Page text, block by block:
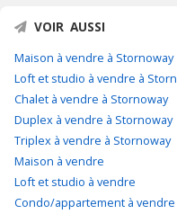
VOIR AUSSI
Maison à vendre à Stornoway
Loft et studio à vendre à
Chalet à vendre à Stornoway
Duplex à vendre à Stornoway
Triplex à vendre à Stornoway
Maison à vendre
Loft et studio à vendre
Condo/appartement à vendre